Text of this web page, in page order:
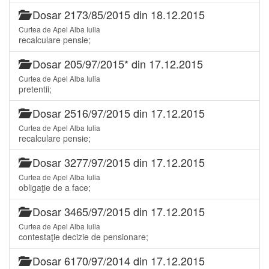
Dosar 2173/85/2015 din 18.12.2015
Curtea de Apel Alba Iulia
recalculare pensie;
Dosar 205/97/2015* din 17.12.2015
Curtea de Apel Alba Iulia
pretentii;
Dosar 2516/97/2015 din 17.12.2015
Curtea de Apel Alba Iulia
recalculare pensie;
Dosar 3277/97/2015 din 17.12.2015
Curtea de Apel Alba Iulia
obligaţie de a face;
Dosar 3465/97/2015 din 17.12.2015
Curtea de Apel Alba Iulia
contestaţie decizie de pensionare;
Dosar 6170/97/2014 din 17.12.2015